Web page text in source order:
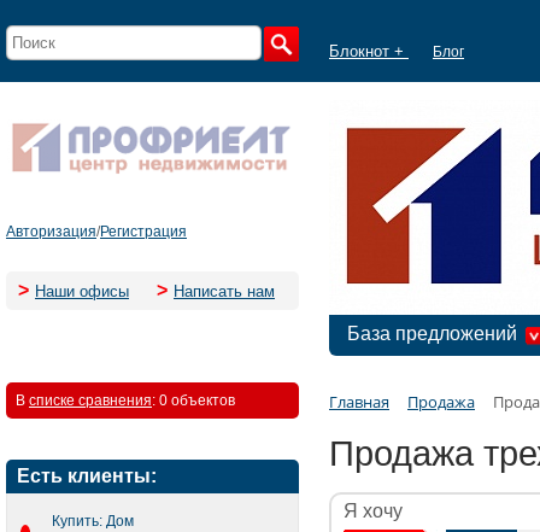
Блокнот + Блог
Авторизация/Регистрация
> Наши офисы > Написать нам
База предложений
В списке сравнения: 0 объектов
Есть клиенты:
Купить: Дом
Главная Продажа
Продажа
Я хочу